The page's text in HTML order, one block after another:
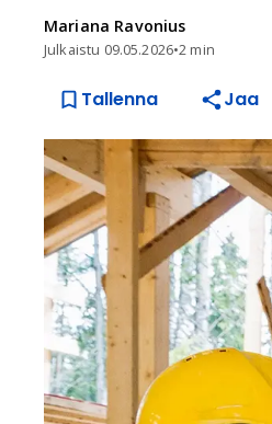
Mariana Ravonius
Julkaistu 09.05.2026•2 min
Tallenna Jaa